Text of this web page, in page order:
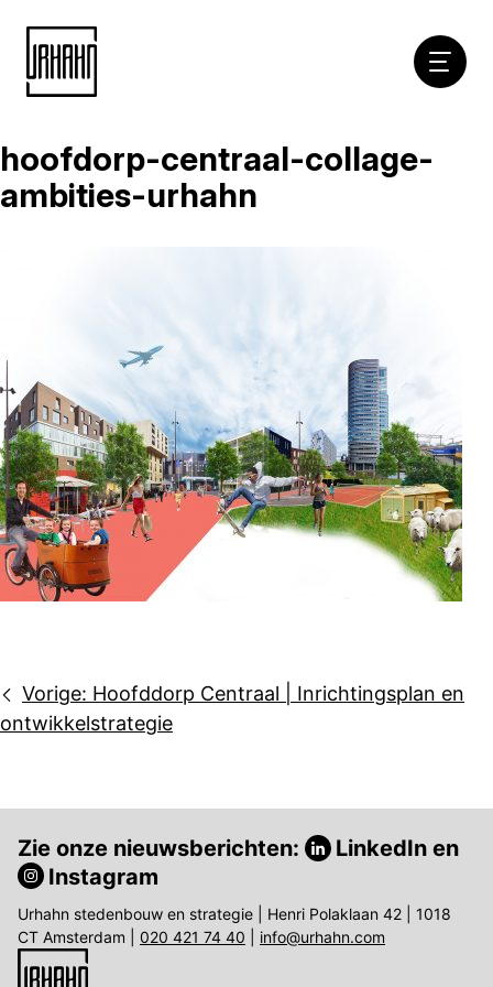
Naar
inhoud
hoofdorp-centraal-collage-
ambities-urhahn
Bericht
navigatie
Vorige: Hoofddorp Centraal | Inrichtingsplan en
ontwikkelstrategie
Zie onze nieuwsberichten: LinkedIn en
Instagram
Urhahn stedenbouw en strategie | Henri Polaklaan 42 | 1018
CT Amsterdam | 020 421 74 40 info@urhahn.com